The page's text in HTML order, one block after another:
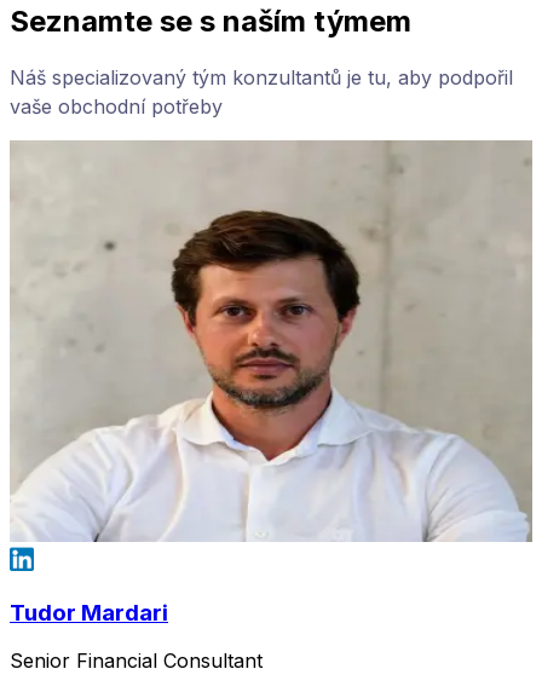
Seznamte se s naším týmem
Náš specializovaný tým konzultantů je tu, aby podpořil
vaše obchodní potřeby
Tudor Mardari
Senior Financial Consultant